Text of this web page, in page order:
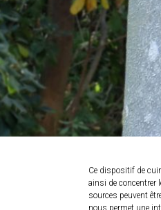
Ce dispositif de cuir
ainsi de concentrer
sources peuvent